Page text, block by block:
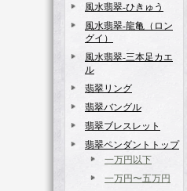
風水翡翠-ひきゅう
風水翡翠‐龍亀（ロン
グイ）
風水翡翠‐三本足カエ
ル
翡翠リング
翡翠バングル
翡翠ブレスレット
翡翠ペンダントトップ
一万円以下
一万円〜五万円